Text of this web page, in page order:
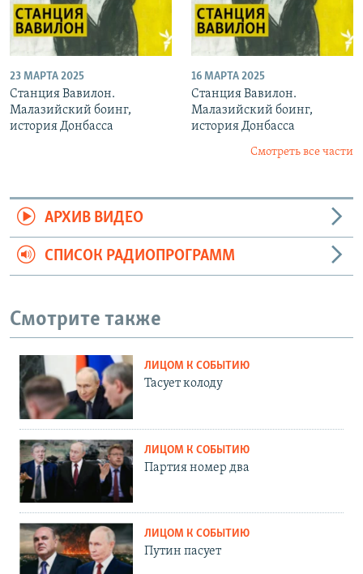
23 МАРТА 2025
Станция Вавилон.
Малазийский боинг,
история Донбасса
16 МАРТА 2025
Станция Вавилон.
Малазийский боинг,
история Донбасса
Смотреть все части
АРХИВ ВИДЕО
СПИСОК РАДИОПРОГРАММ
Смотрите также
ЛИЦОМ К СОБЫТИЮ
Тасует колоду
ЛИЦОМ К СОБЫТИЮ
Партия номер два
ЛИЦОМ К СОБЫТИЮ
Путин пасует